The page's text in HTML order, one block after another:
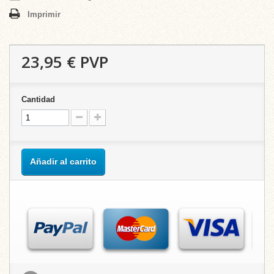
Imprimir
23,95 € PVP
Cantidad
Añadir al carrito